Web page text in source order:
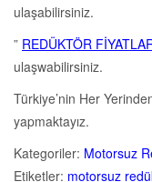
ulaşabilirsiniz.
” REDÜKTÖR
ulaşwabilirsiniz.
Türkiye’nin Her
yapmaktayız.
Kategoriler: Motorsuz
Etiketler: motorsuz